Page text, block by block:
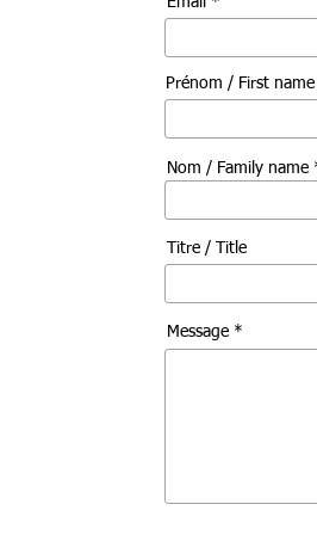
Prénom / First
Nom / Family name
Titre / Title
Message *